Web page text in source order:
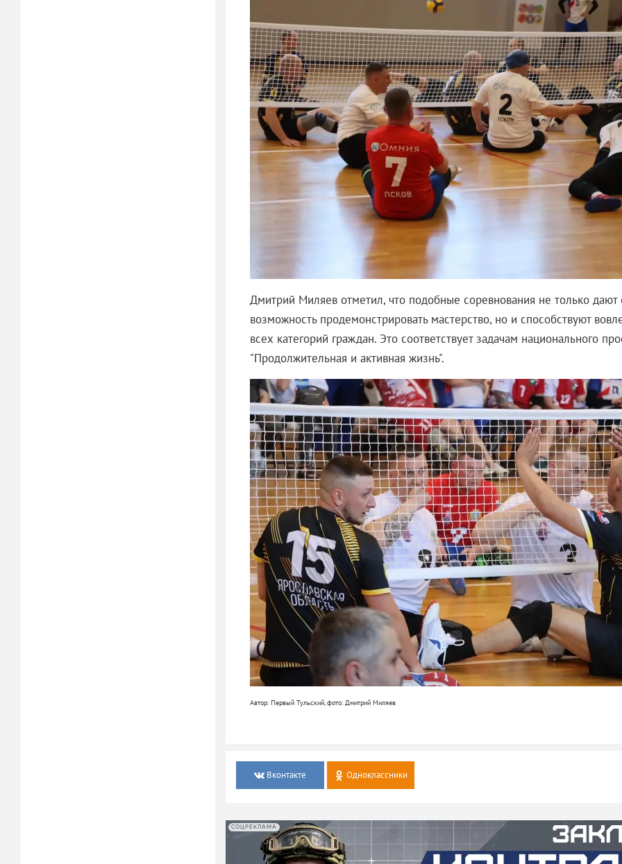
Дмитрий Миляев отметил, что подобные соревнования не только дают
возможность продемонстрировать мастерство, но и способствуют
всех категорий граждан. Это соответствует задачам национального
"Продолжительная и активная жизнь".
Автор: Первый Тульский, фото: Дмитрий Миляев
Вконтакте Одноклассники
СОЦРЕКЛАМА